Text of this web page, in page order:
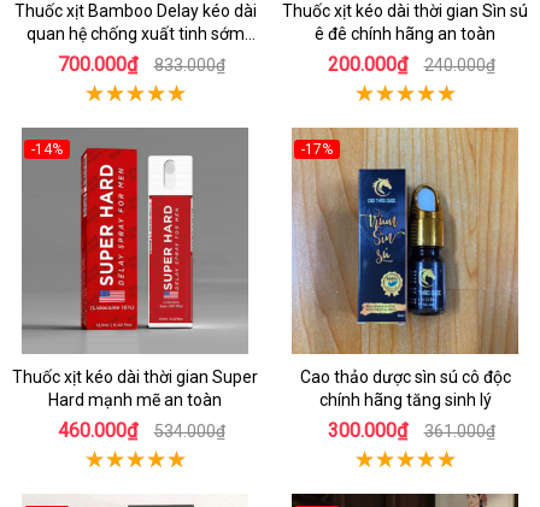
Thuốc xịt Bamboo Delay kéo dài
quan hệ chống xuất tinh sớm
chính hãng
700.000₫ 833.000₫
Thuốc xịt kéo dài thời gian Sìn sú
ê đê chính hãng an toàn
200.000₫ 240.000₫
-14%
Thuốc xịt kéo dài thời gian Super
Hard mạnh mẽ an toàn
460.000₫ 534.000₫
-17%
Cao thảo dược sìn sú cô độc
chính hãng tăng sinh lý
300.000₫ 361.000₫